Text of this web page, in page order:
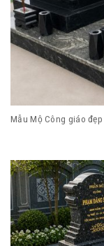
Mẫu Mộ Công giáo